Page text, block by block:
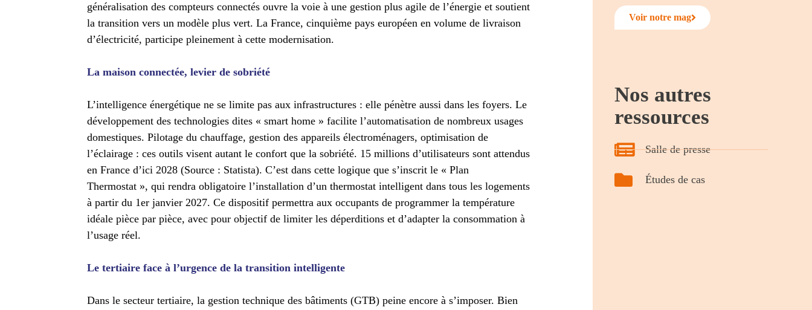
généralisation des compteurs connectés ouvre la voie à une gestion plus agile de l’énergie et soutient
la transition vers un modèle plus vert. La France, cinquième pays européen en volume de livraison
d’électricité, participe pleinement à cette modernisation.
La maison connectée, levier de sobriété
L’intelligence énergétique ne se limite pas aux infrastructures : elle pénètre aussi dans les foyers. Le
développement des technologies dites « smart home » facilite l’automatisation de nombreux usages
domestiques. Pilotage du chauffage, gestion des appareils électroménagers, optimisation de
l’éclairage : ces outils visent autant le confort que la sobriété. 15 millions d’utilisateurs sont attendus
en France d’ici 2028 (Source : Statista). C’est dans cette logique que s’inscrit le « Plan
Thermostat », qui rendra obligatoire l’installation d’un thermostat intelligent dans tous les logements
à partir du 1er janvier 2027. Ce dispositif permettra aux occupants de programmer la température
idéale pièce par pièce, avec pour objectif de limiter les déperditions et d’adapter la consommation à
l’usage réel.
Le tertiaire face à l’urgence de la transition intelligente
Dans le secteur tertiaire, la gestion technique des bâtiments (GTB) peine encore à s’imposer. Bien
Voir notre mag
Nos autres
ressources
Salle de presse
Études de cas